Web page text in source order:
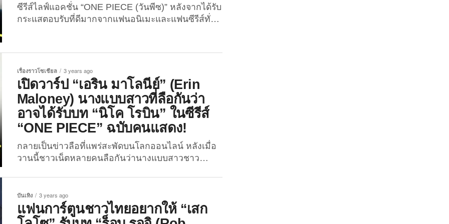
ซีรีส์ไลฟ์แอคชั่น “ONE PIECE (วันพีซ)” หลังจากได้รับ
กระแสตอบรับที่ดีมากจากแฟนอนิเมะและแฟนซีรีส์ทั่ว
ระยะเวลาหนึ่งปีที่ผ่านมา โดยมี “อาจารย์เออิจิโร โอดะ
(Eiichiro Oda)” ผู้วาดการ์ตูนญี่ปุ่นเรื่องนี้มาร่วมในการ
แคสต์นักแสดง เพื่อให้ได้ผู้ที่มีรูปร่างหน้าตา, บุคลิกและ
ลักษณะนิสัยตรงกับคาแรกเตอร์ที่เขาวาดมากที่สุด ซึ่ง
แฟนการ์ตูนเรื่องนี้มั่นใจได้เลยว่า แต่ละคนที่ได้รับเลือก
ให้มาเป็นส่วนหนึ่งของจักรวาล “ONE PIECE” นั้นตรง
ปกสุด ๆ ...
เรื่องราวโซเชียล 3 years ago
เปิดวาร์ป “เอริน มาโลนีย์” (Erin
Maloney) นางแบบสาวที่ลือกันว่า
อาจได้รับบท “นิโค โรบิน” ในซีรีส์
“ONE PIECE” ฉบับคนแสดง!
กลายเป็นข่าวลือที่แพร่สะพัดบนโลกออนไลน์ หลังเมื่อ
วานนี้ชาวเน็ตหลายคนลือกันว่านางแบบสาวชาว
ในซีรีส์ “ONE PIECE” ฉบับคนแสดง! โดยต้นเหตุ
ข่าวลือที่ว่านั้น มาจากการที่ “แมท โอเว่นส์” (Matt
Owens) ผู้เขียนบท ONE PIECE เวอร์ชั่นคนแสดง...
บันเทิง 3 years ago
แฟนการ์ตูนชาวไทยอยากให้ “เสก